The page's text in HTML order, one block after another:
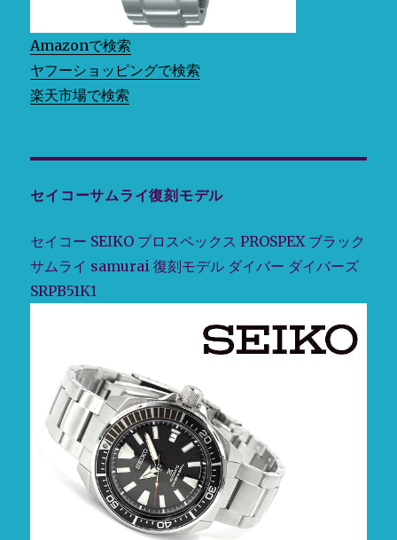
年
記
念
限
デ
デ
ー
プ
フ
レ
世
界
限
定
1968
本
（国
内
800
Amazonで検索
ヤフーショッピングで検索
楽天市場で検索
セイコーサムライ復刻モデル
セイコー SEIKO プロスペックス PROSPEX ブラック
サムライ samurai 復刻モデル ダイバー ダイバーズ
SRPB51K1